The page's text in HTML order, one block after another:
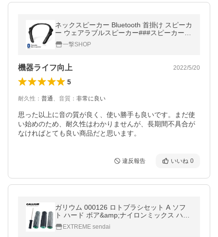
ネックスピーカー Bluetooth 首掛け スピーカ
ー ウェアラブルスピーカー###スピーカー92
9S-BK###
一撃SHOP
機器ライフ向上 2022/5/20
5
耐久性 ： 普通、 音質 ： 非常に良い
思った以上に音の質が良く、使い勝手も良いです。まだ使
い始めのため、耐久性はわかりませんが、長期間不具合が
なければとても良い商品だと思います。
違反報告 いいね 0
ガリウム 000126 ロトブラシセット A ソフ
ト ハード ボア&amp;ナイロンミックス ハン
ドル 電ドリなしケース無し Gallium Wax ロ
トブラシ
EXTREME sendai